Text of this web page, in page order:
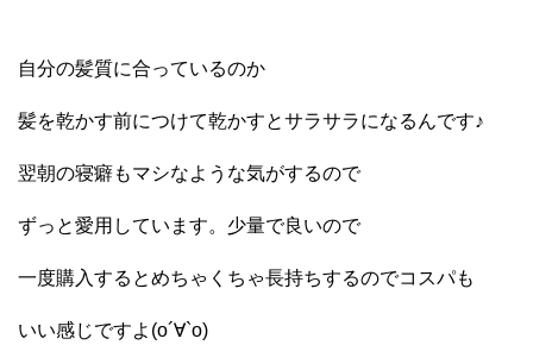
自分の髪質に合っているのか
髪を乾かす前につけて乾かすとサラサラになるんです♪
翌朝の寝癖もマシなような気がするので
ずっと愛用しています。少量で良いので
一度購入するとめちゃくちゃ長持ちするのでコスパも
いい感じですよ(о´∀`о)